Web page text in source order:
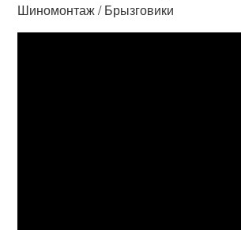
Шиномонтаж / Брызговики